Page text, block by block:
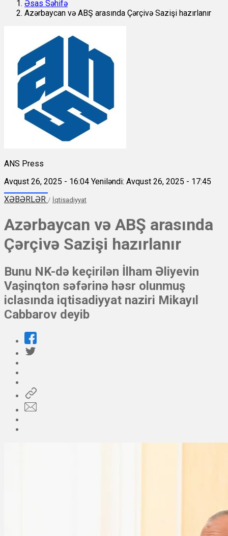
Əsas Səhifə
Azərbaycan və ABŞ arasında Çərçivə Sazişi hazırlanır
ANS Press
Avqust 26, 2025 - 16:04 Yeniləndi: Avqust 26, 2025 - 17:45
XƏBƏRLƏR / İqtisadiyyat
Azərbaycan və ABŞ arasında
Çərçivə Sazişi hazırlanır
Bunu NK-də keçirilən İlham Əliyevin
Vaşinqton səfərinə həsr olunmuş
iclasında iqtisadiyyat naziri Mikayıl
Cabbarov deyib